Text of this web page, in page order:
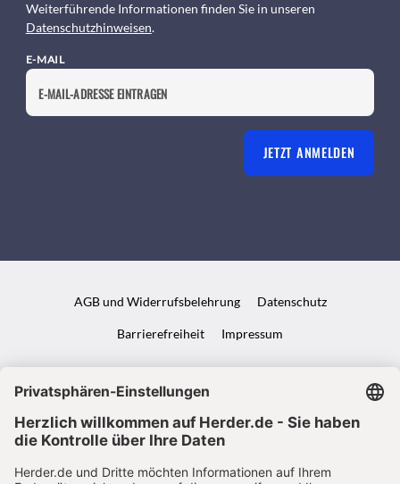
Weiterführende Informationen finden Sie in unseren
Datenschutzhinweisen.
E-MAIL
JETZT ANMELDEN
AGB und Widerrufsbelehrung Datenschutz
Barrierefreiheit Impressum
VERTRAG WIDERRUFEN